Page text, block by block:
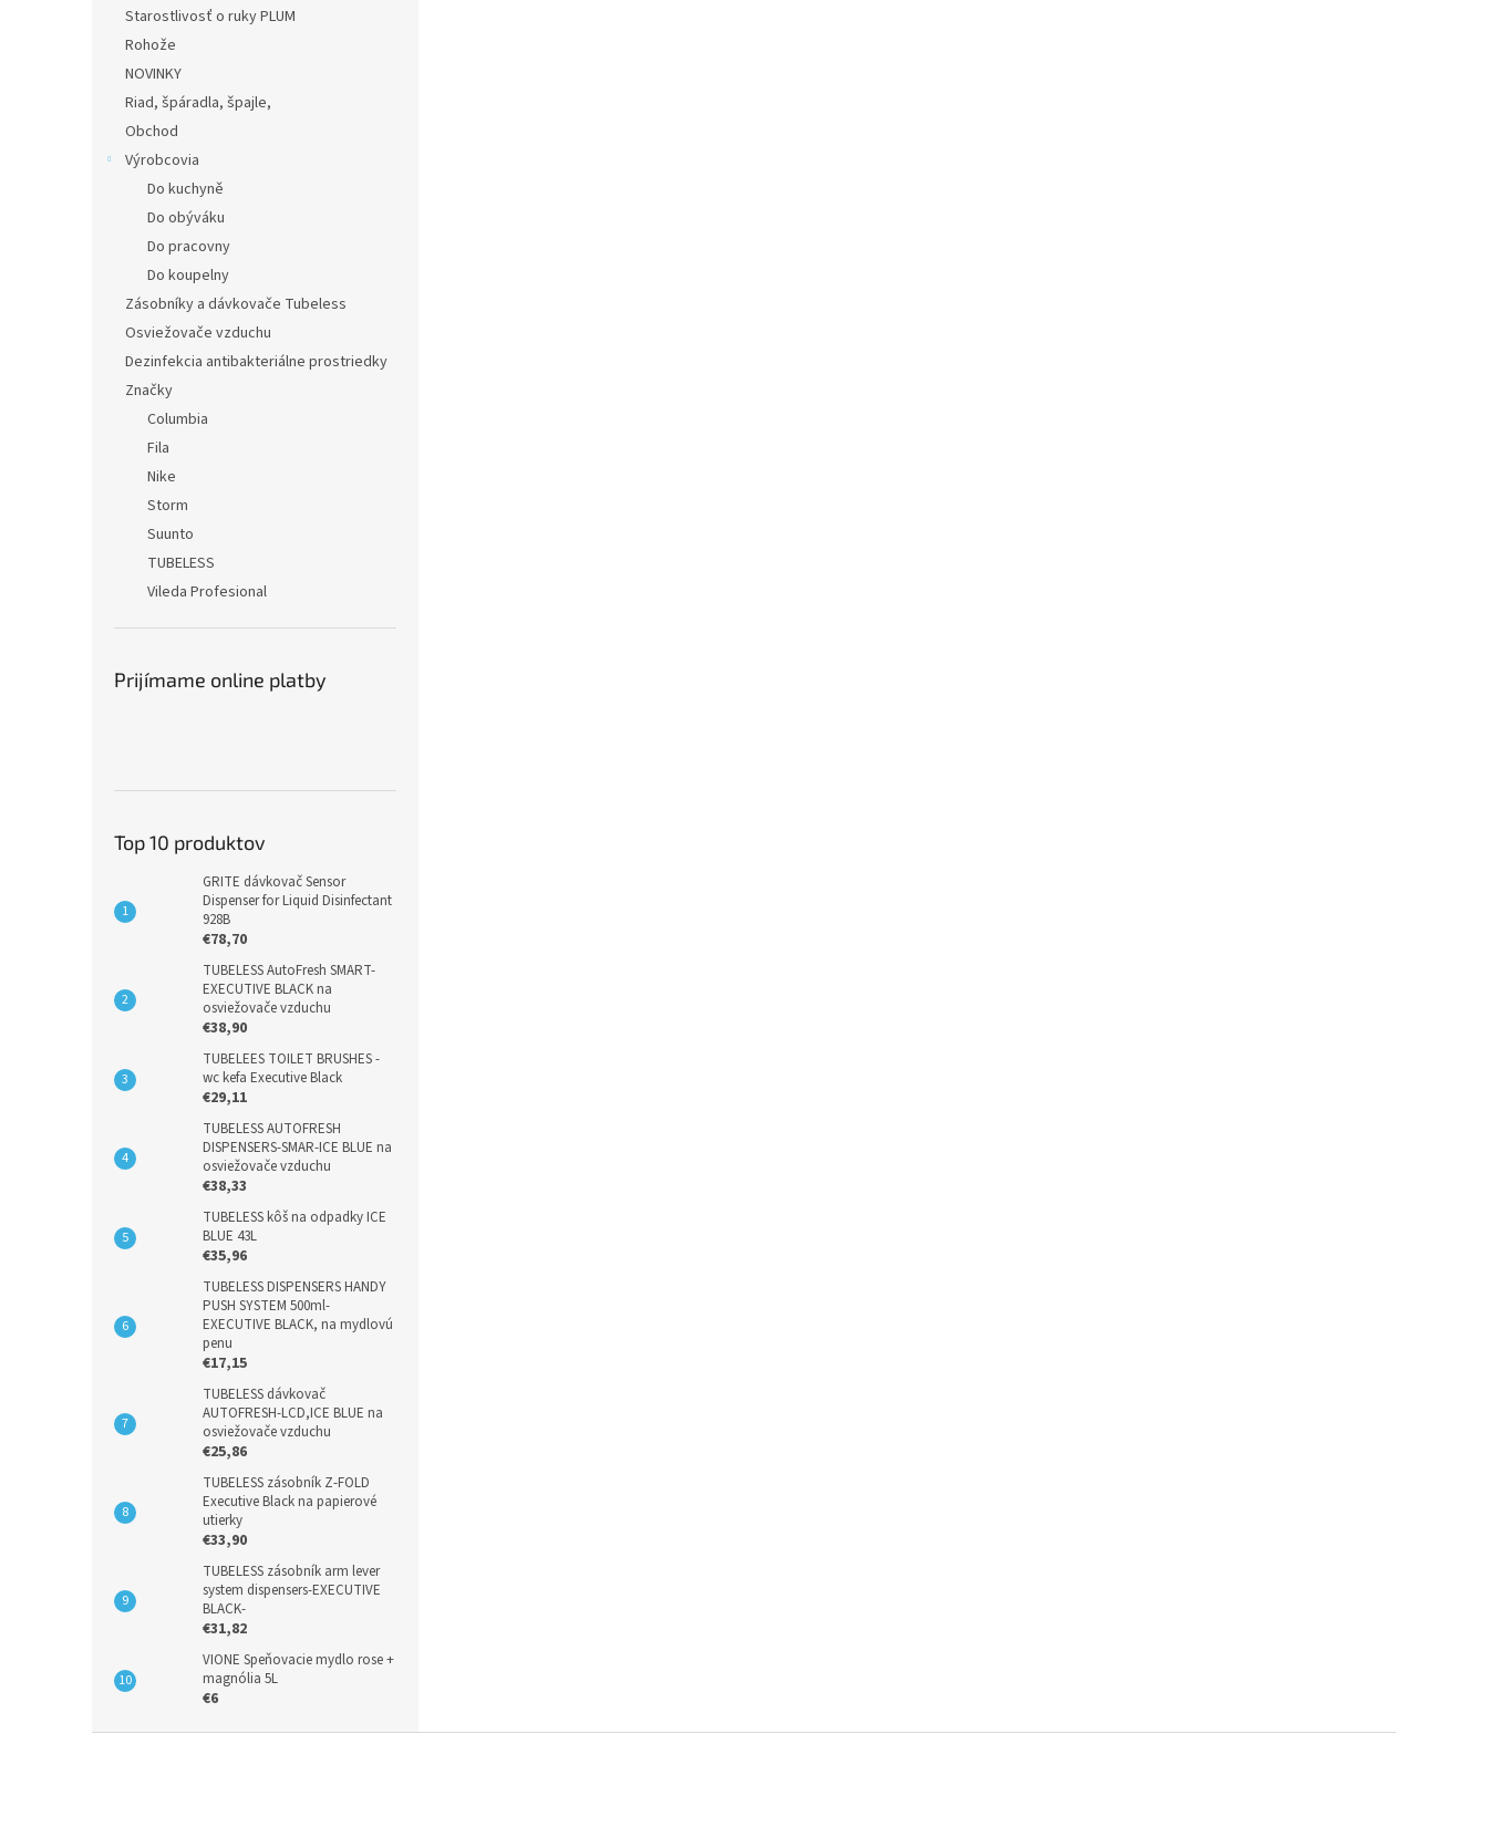
Starostlivosť o ruky PLUM
Rohože
NOVINKY
Riad, špáradla, špajle,
Obchod
Výrobcovia
Do kuchyně
Do obýváku
Do pracovny
Do koupelny
Zásobníky a dávkovače Tubeless
Osviežovače vzduchu
Dezinfekcia antibakteriálne prostriedky
Značky
Columbia
Fila
Nike
Storm
Suunto
TUBELESS
Vileda Profesional
Prijímame online platby
Top 10 produktov
GRITE dávkovač Sensor
Dispenser for Liquid Disinfectant
928B
€78,70
TUBELESS AutoFresh SMART-
EXECUTIVE BLACK na
osviežovače vzduchu
€38,90
TUBELEES TOILET BRUSHES -
wc kefa Executive Black
€29,11
TUBELESS AUTOFRESH
DISPENSERS-SMAR-ICE BLUE na
osviežovače vzduchu
€38,33
TUBELESS kôš na odpadky ICE
BLUE 43L
€35,96
TUBELESS DISPENSERS HANDY
PUSH SYSTEM 500ml-
EXECUTIVE BLACK, na mydlovú
penu
€17,15
TUBELESS dávkovač
AUTOFRESH-LCD,ICE BLUE na
osviežovače vzduchu
€25,86
TUBELESS zásobník Z-FOLD
Executive Black na papierové
utierky
€33,90
TUBELESS zásobník arm lever
system dispensers-EXECUTIVE
BLACK-
€31,82
VIONE Speňovacie mydlo rose +
magnólia 5L
€6